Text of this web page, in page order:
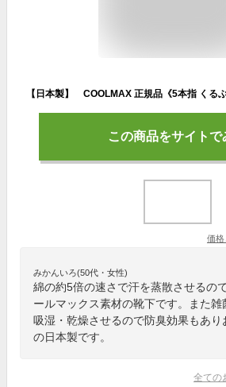
この商品をサイトで
価格
みかんいろ(50代・女性)
綿の約5倍の速さで汗を蒸散させるの
ールマックス素材の靴下です。また
吸湿・乾燥させるので防臭効果もあ
の日本製です。
全ての